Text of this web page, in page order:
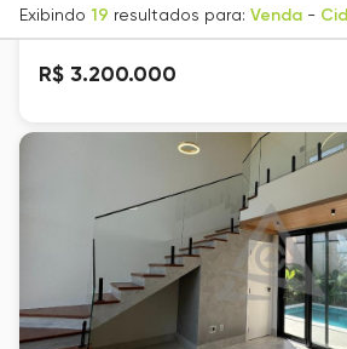
Exibindo 19 resultados para: Venda -
490m² 4
R$ 3.200.000